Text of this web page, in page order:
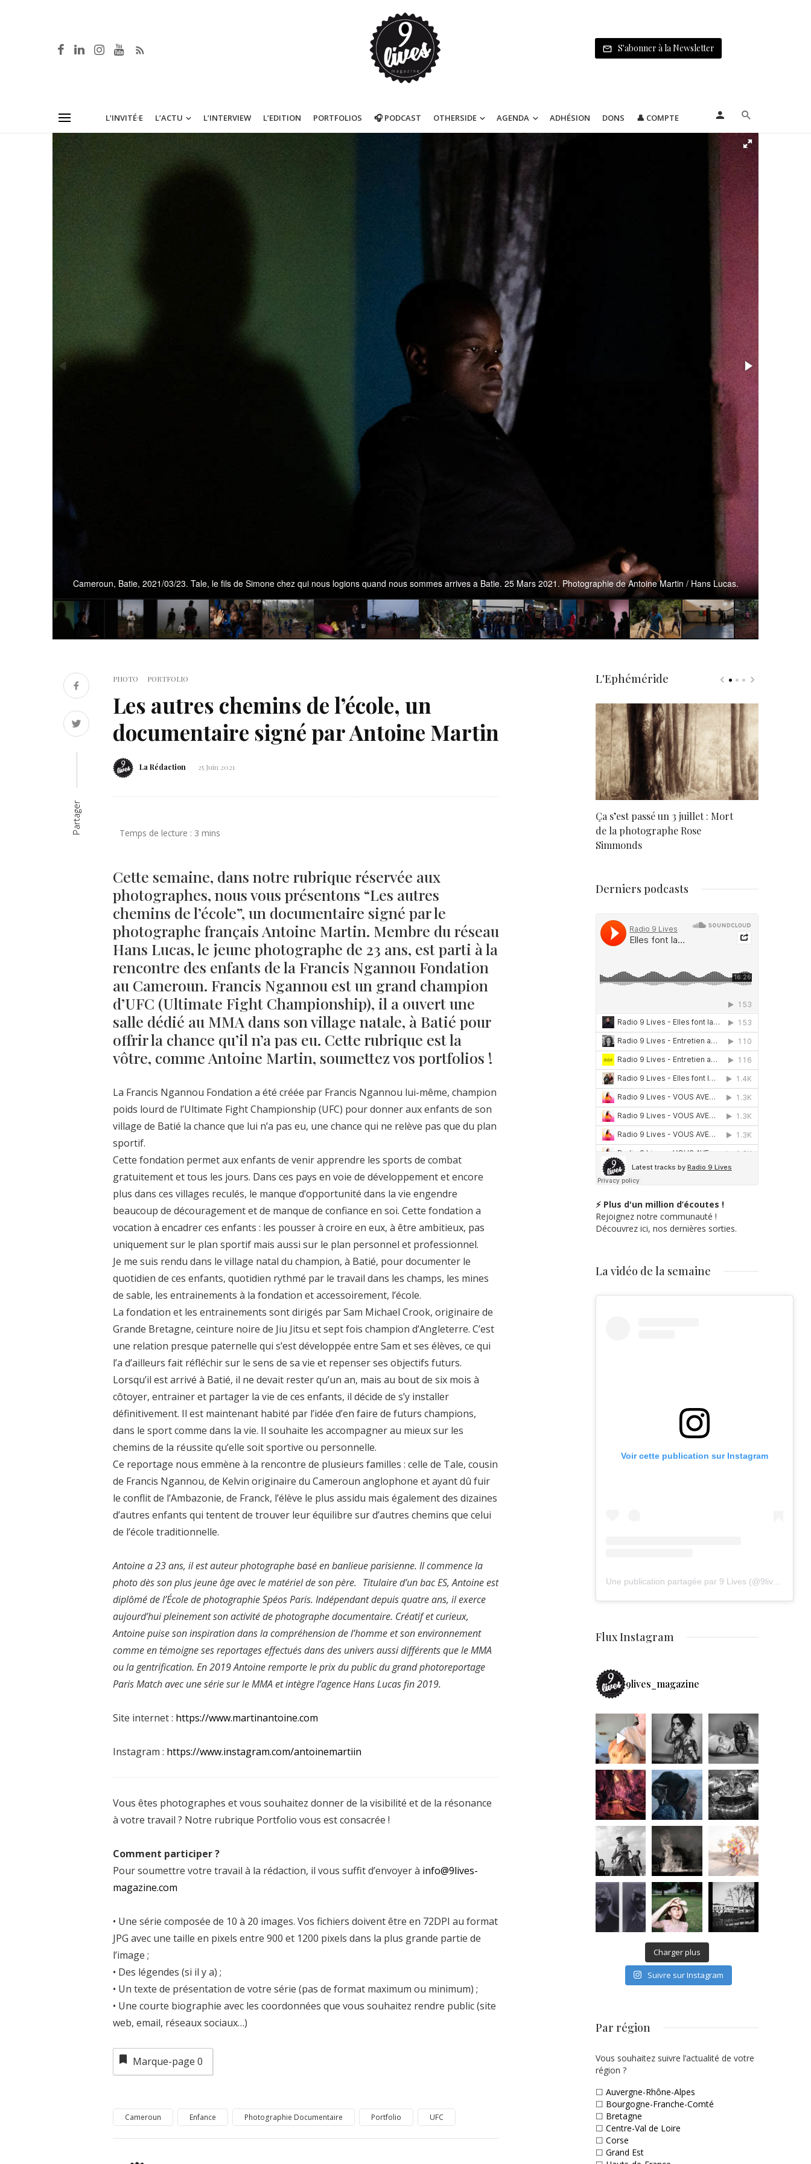
S'abonner à la Newsletter
L’INVITÉ·E L’ACTU L’INTERVIEW L’EDITION PORTFOLIOS 🎧 PODCAST OTHERSIDE AGENDA ADHÉSION DONS 👤 COMPTE
Cameroun, Batie, 2021/03/23. Tale, le fils de Simone chez qui nous logions quand nous sommes arrives a Batie. 25 Mars 2021. Photographie de Antoine Martin / Hans Lucas.
Partager
PHOTO PORTFOLIO
Les autres chemins de l’école, un
documentaire signé par Antoine Martin
La Rédaction 25 Juin 2021
Cette semaine, dans notre rubrique réservée aux
photographes, nous vous présentons “Les autres
chemins de l’école”, un documentaire signé par le
photographe français Antoine Martin. Membre du réseau
Hans Lucas, le jeune photographe de 23 ans, est parti à la
rencontre des enfants de la Francis Ngannou Fondation
au Cameroun. Francis Ngannou est un grand champion
d’UFC (Ultimate Fight Championship), il a ouvert une
salle dédié au MMA dans son village natale, à Batié pour
offrir la chance qu’il n’a pas eu. Cette rubrique est la
vôtre, comme Antoine Martin, soumettez vos portfolios !
La Francis Ngannou Fondation a été créée par Francis Ngannou lui-même, champion
poids lourd de l’Ultimate Fight Championship (UFC) pour donner aux enfants de son
village de Batié la chance que lui n’a pas eu, une chance qui ne relève pas que du plan
sportif.
Cette fondation permet aux enfants de venir apprendre les sports de combat
gratuitement et tous les jours. Dans ces pays en voie de développement et encore
plus dans ces villages reculés, le manque d’opportunité dans la vie engendre
beaucoup de découragement et de manque de confiance en soi. Cette fondation a
vocation à encadrer ces enfants : les pousser à croire en eux, à être ambitieux, pas
uniquement sur le plan sportif mais aussi sur le plan personnel et professionnel.
Je me suis rendu dans le village natal du champion, à Batié, pour documenter le
quotidien de ces enfants, quotidien rythmé par le travail dans les champs, les mines
de sable, les entrainements à la fondation et accessoirement, l’école.
La fondation et les entrainements sont dirigés par Sam Michael Crook, originaire de
Grande Bretagne, ceinture noire de Jiu Jitsu et sept fois champion d’Angleterre. C’est
une relation presque paternelle qui s’est développée entre Sam et ses élèves, ce qui
l’a d’ailleurs fait réfléchir sur le sens de sa vie et repenser ses objectifs futurs.
Lorsqu’il est arrivé à Batié, il ne devait rester qu’un an, mais au bout de six mois à
côtoyer, entrainer et partager la vie de ces enfants, il décide de s’y installer
définitivement. Il est maintenant habité par l’idée d’en faire de futurs champions,
dans le sport comme dans la vie. Il souhaite les accompagner au mieux sur les
chemins de la réussite qu’elle soit sportive ou personnelle.
Ce reportage nous emmène à la rencontre de plusieurs familles : celle de Tale, cousin
de Francis Ngannou, de Kelvin originaire du Cameroun anglophone et ayant dû fuir
le conflit de l’Ambazonie, de Franck, l’élève le plus assidu mais également des dizaines
d’autres enfants qui tentent de trouver leur équilibre sur d’autres chemins que celui
de l’école traditionnelle.
Antoine a 23 ans, il est auteur photographe basé en banlieue parisienne. Il commence la
photo dès son plus jeune âge avec le matériel de son père. Titulaire d’un bac ES, Antoine est
diplômé de l’École de photographie Spéos Paris. Indépendant depuis quatre ans, il exerce
aujourd’hui pleinement son activité de photographe documentaire. Créatif et curieux,
Antoine puise son inspiration dans la compréhension de l’homme et son environnement
comme en témoigne ses reportages effectués dans des univers aussi différents que le MMA
ou la gentrification. En 2019 Antoine remporte le prix du public du grand photoreportage
Paris Match avec une série sur le MMA et intègre l’agence Hans Lucas fin 2019.
Site internet : https://www.martinantoine.com
Instagram : https://www.instagram.com/antoinemartiin
Vous êtes photographes et vous souhaitez donner de la visibilité et de la résonance
à votre travail ? Notre rubrique Portfolio vous est consacrée !
Comment participer ?
Pour soumettre votre travail à la rédaction, il vous suffit d’envoyer à info@9lives-
magazine.com
• Une série composée de 10 à 20 images. Vos fichiers doivent être en 72DPI au format
JPG avec une taille en pixels entre 900 et 1200 pixels dans la plus grande partie de
l’image ;
• Des légendes (si il y a) ;
• Un texte de présentation de votre série (pas de format maximum ou minimum) ;
• Une courte biographie avec les coordonnées que vous souhaitez rendre public (site
web, email, réseaux sociaux…)
Marque-page 0
Cameroun Enfance Photographie Documentaire Portfolio UFC
L'Ephéméride
Ça s’est passé un 3 juillet : Mort
de la photographe Rose
Simmonds
Derniers podcasts
⚡ Plus d'un million d’écoutes !
Rejoignez notre communauté !
Découvrez ici, nos dernières sorties.
La vidéo de la semaine
Voir cette publication sur Instagram
Flux Instagram
9lives_magazine
Charger plus
Suivre sur Instagram
Par région
Vous souhaitez suivre l’actualité de votre
région ?
☐ Auvergne-Rhône-Alpes
☐ Bourgogne-Franche-Comté
☐ Bretagne
☐ Centre-Val de Loire
☐ Corse
☐ Grand Est